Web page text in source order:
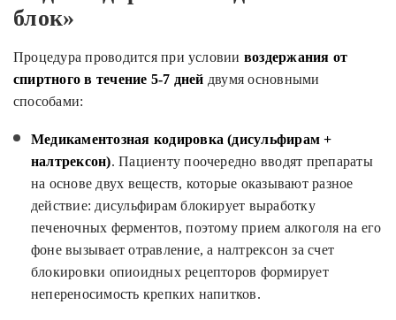
блок»
Процедура проводится при условии воздержания от
спиртного в течение 5-7 дней двумя основными
способами:
Медикаментозная кодировка (дисульфирам +
налтрексон). Пациенту поочередно вводят препараты
на основе двух веществ, которые оказывают разное
действие: дисульфирам блокирует выработку
печеночных ферментов, поэтому прием алкоголя на его
фоне вызывает отравление, а налтрексон за счет
блокировки опиоидных рецепторов формирует
непереносимость крепких напитков.